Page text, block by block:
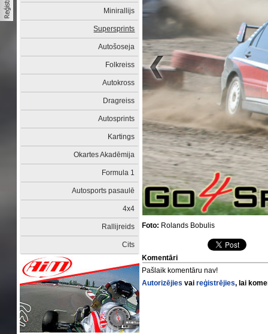
Minirallijs
Supersprints
Autošoseja
Folkreiss
Autokross
Dragreiss
Autosprints
Kartings
Okartes Akadēmija
Formula 1
Autosports pasaulē
4x4
Rallijreids
Cits
Foto: Rolands Bobulis
Komentāri
Pašlaik komentāru nav!
Autorizējies vaireģistrējies, lai